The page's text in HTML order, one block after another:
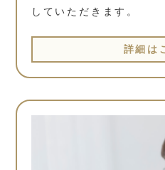
していただきます。
詳細は